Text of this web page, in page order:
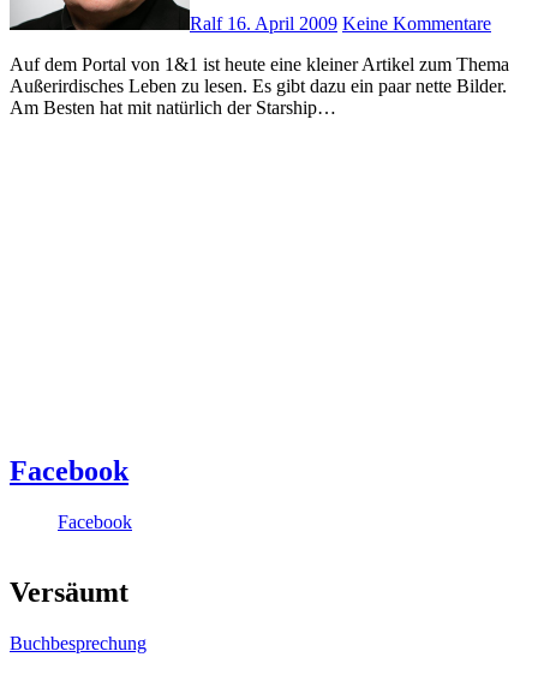
Ralf 16. April 2009 Keine Kommentare
Auf dem Portal von 1&1 ist heute eine kleiner Artikel zum Thema
Außerirdisches Leben zu lesen. Es gibt dazu ein paar nette Bilder.
Am Besten hat mit natürlich der Starship…
Facebook
Facebook
Versäumt
Buchbesprechung